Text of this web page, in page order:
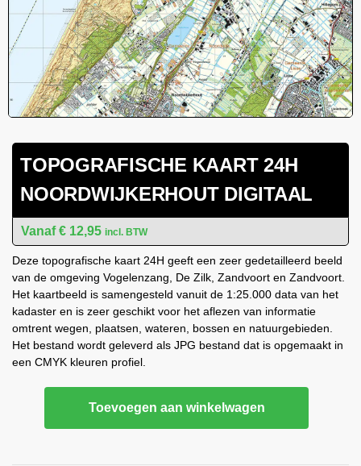
TOPOGRAFISCHE KAART 24H
NOORDWIJKERHOUT DIGITAAL
€ 12,95 incl. BTW
Deze topografische kaart 24H geeft een zeer gedetailleerd beeld
van de omgeving Vogelenzang, De Zilk, Zandvoort en Zandvoort.
Het kaartbeeld is samengesteld vanuit de 1:25.000 data van het
kadaster en is zeer geschikt voor het aflezen van informatie
omtrent wegen, plaatsen, wateren, bossen en natuurgebieden.
Het bestand wordt geleverd als JPG bestand dat is opgemaakt in
een CMYK kleuren profiel.
Toevoegen aan winkelwagen